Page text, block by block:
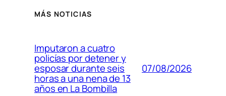
MÁS NOTICIAS
Imputaron a cuatro
policías por detener y
esposar durante seis
horas a una nena de 13
años en La Bombilla
07/08/2026